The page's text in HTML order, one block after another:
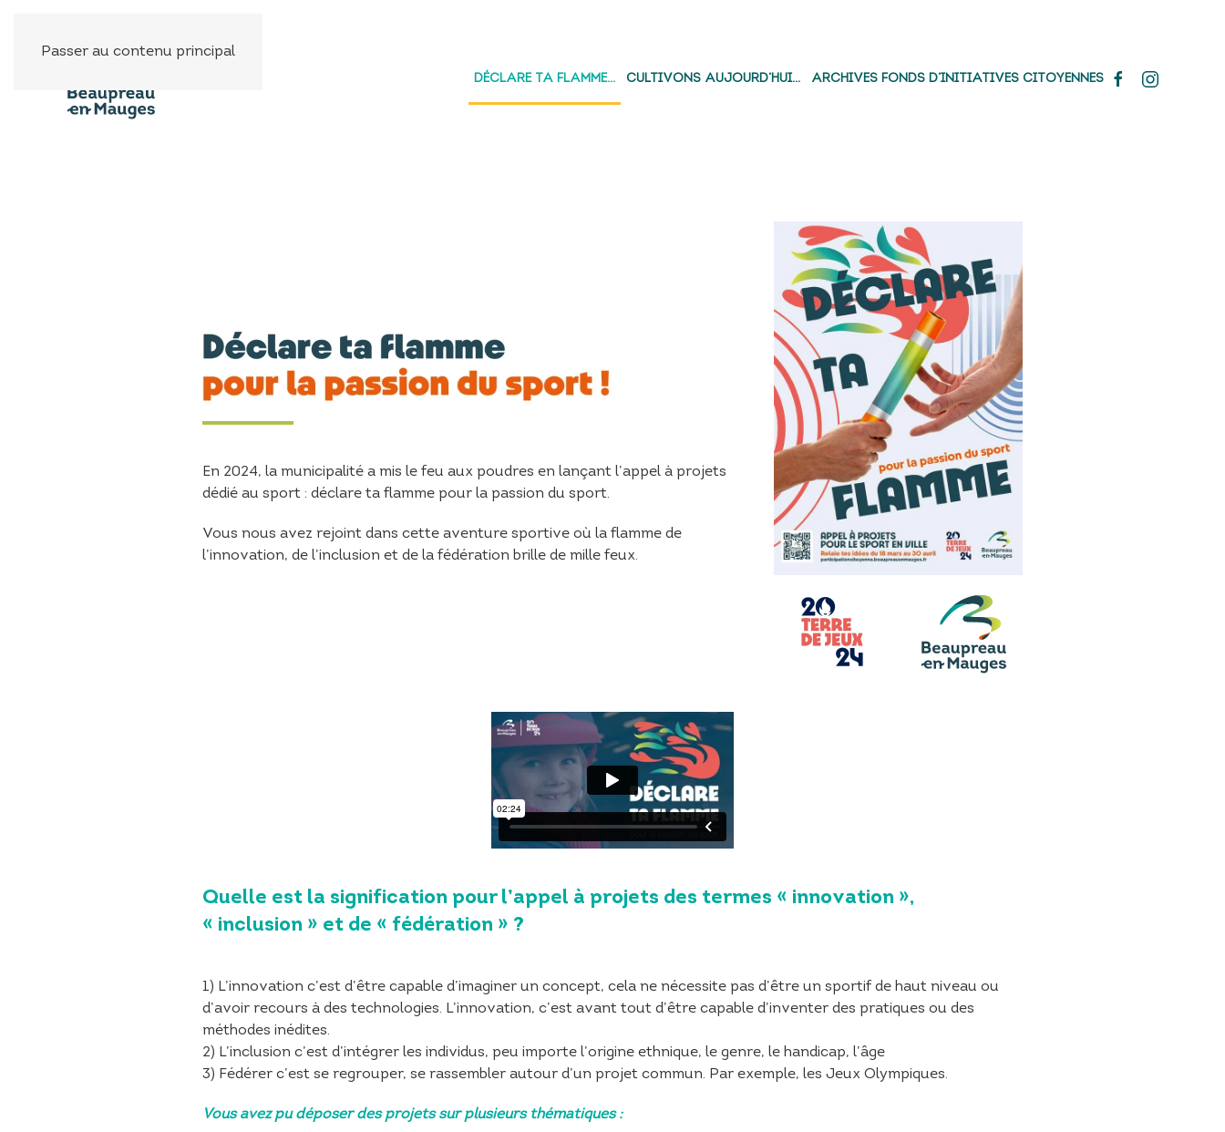
Passer au contenu principal
DÉCLARE TA FLAMME… CULTIVONS AUJOURD’HUI… ARCHIVES FONDS D’INITIATIVES CITOYENNES
En 2024, la municipalité a mis le feu aux poudres en lançant l’appel à projets
dédié au sport : déclare ta flamme pour la passion du sport.
Vous nous avez rejoint dans cette aventure sportive où la flamme de
l’innovation, de l’inclusion et de la fédération brille de mille feux.
Quelle est la signification pour l’appel à projets des termes « innovation »,
« inclusion » et de « fédération » ?
1) L’innovation c’est d’être capable d’imaginer un concept, cela ne nécessite pas d’être un sportif de haut niveau ou
d’avoir recours à des technologies. L’innovation, c’est avant tout d’être capable d’inventer des pratiques ou des
méthodes inédites.
2) L’inclusion c’est d’intégrer les individus, peu importe l’origine ethnique, le genre, le handicap, l’âge
3) Fédérer c’est se regrouper, se rassembler autour d’un projet commun. Par exemple, les Jeux Olympiques.
Vous avez pudéposer des projets sur plusieurs thématiques: